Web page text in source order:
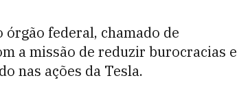
federal, chamado de
a missão de reduzir burocracias e
nas ações da Tesla.